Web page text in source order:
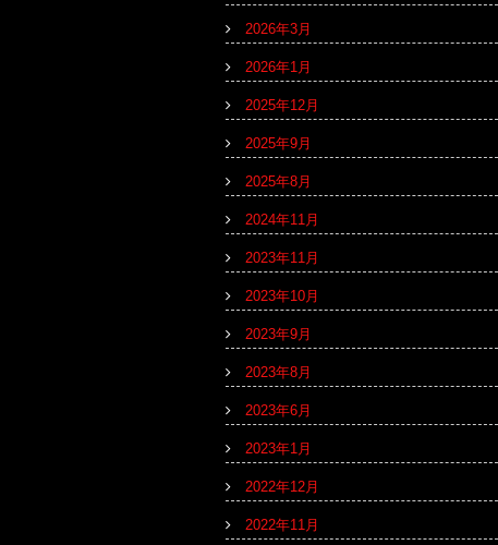
2026年3月
2026年1月
2025年12月
2025年9月
2025年8月
2024年11月
2023年11月
2023年10月
2023年9月
2023年8月
2023年6月
2023年1月
2022年12月
2022年11月